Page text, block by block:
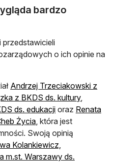
bardzo
przedstawicieli
o ich opinie na
Andrzej Trzeciakowski z
z BKDS ds. kultury,
ds. edukacji oraz Renata
Życia, która jest
Swoją opinią
Kolankiewicz,
m.st. Warszawy ds.